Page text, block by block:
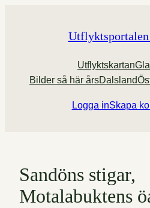
Utflyktskartan
Bilder så här årsDalsland
Logga inSkapa
Sandöns stigar,
Motalabuktens